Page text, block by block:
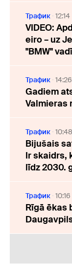
Трафик 12:14
VIDEO:
eiro – uz
"BMW"
Трафик 14:26
Gadiem
Valmieras
Трафик 10:48
Bijušais
Ir skaidrs,
līdz 2030.
Трафик 10:16
Rīgā ēkas